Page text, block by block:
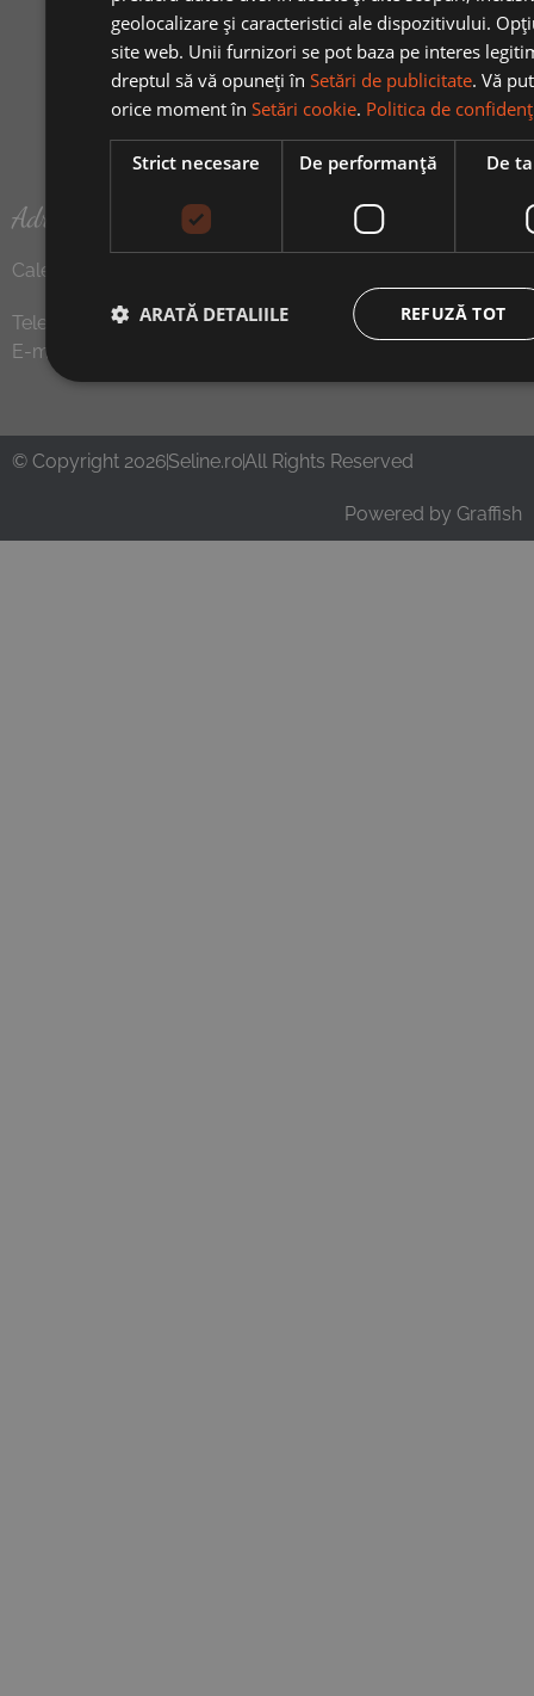
Adresa magazin
Calea Mosilor, nr 199, bloc B3, Bucuresti, Sectorul 2
Telefon:
0722.228.326
E-mail:
© Copyright 2026Seline.roAll Rights Reserved
Powered by Graffish
geolocalizare și caracteristici ale dispozitivului.
site web. Unii furnizori se pot baza pe interes
dreptul să vă opuneți înSetări de publicitate. Vă
orice moment înSetări cookie. Politica de
Strict necesare De performanță De
REFUZĂ TOT
ARATĂ DETALIILE